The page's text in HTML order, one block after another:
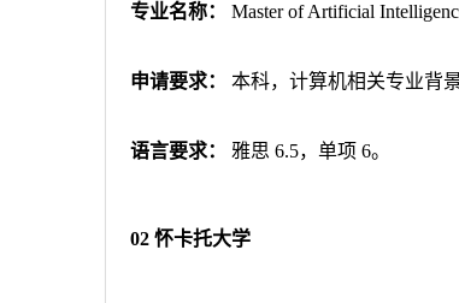
专业名称： Master of Artificial
申请要求： 本科，计算机相关专业背景
语言要求： 雅思 6.5，单项 6。
02 怀卡托大学